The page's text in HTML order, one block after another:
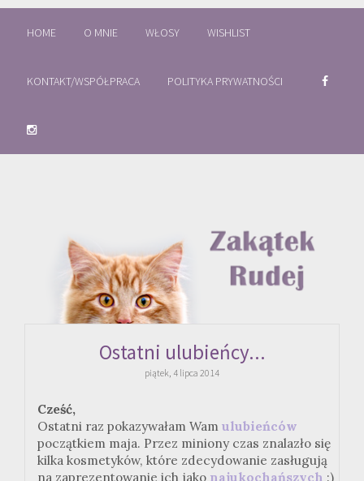
HOME O MNIE WŁOSY WISHLIST
KONTAKT/WSPÓŁPRACA POLITYKA PRYWATNOŚCI
Ostatni ulubieńcy...
piątek, 4 lipca 2014
Cześć,
Ostatni raz pokazywałam Wam ulubieńców
początkiem maja. Przez miniony czas znalazło się
kilka kosmetyków, które zdecydowanie zasługują
na zaprezentowanie ich jako najukochańszych :)